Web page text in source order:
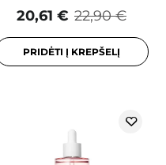
22,90 €
20,61 €
PRIDĖTI Į KREPŠELĮ